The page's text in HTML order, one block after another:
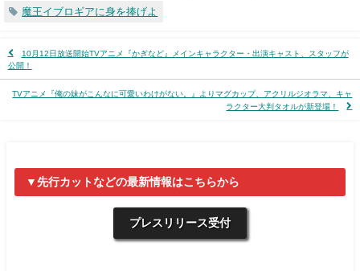
魔王イブロギアに身を捧げよ
10月12日放送開始TVアニメ『かぎなど』メインキャラクター・出演キャスト、スタッフが
公開！
TVアニメ『俺の妹がこんなに可愛いわけがない。』よりマグカップ、アクリルジオラマ、キャ
ラクター大判タオルが新登場！
▼先行カットなどの最新情報はこちらから
プレスリリース受付